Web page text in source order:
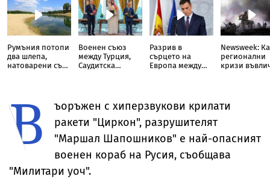
Румъния потопи
два шлепа,
натоварени със
Военен съюз
между Турция,
Саудитска
Разрив в
сърцето на
Европа между
Newsweek:
регионални
кризи
В
ъоръжен с хиперзвукови крилати
ракети "Циркон", разрушителят
"Маршал Шапошников" е най-опасният
военен кораб на Русия, съобщава
"Милитари уоч".